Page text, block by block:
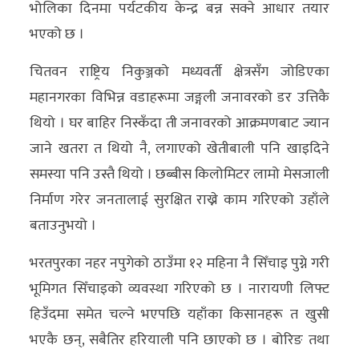
भोलिका दिनमा पर्यटकीय केन्द्र बन्न सक्ने आधार तयार
भएको छ ।
चितवन राष्ट्रिय निकुञ्जको मध्यवर्ती क्षेत्रसँग जोडिएका
महानगरका विभिन्न वडाहरूमा जङ्गली जनावरको डर उत्तिकै
थियो । घर बाहिर निस्कँदा ती जनावरको आक्रमणबाट ज्यान
जाने खतरा त थियो नै, लगाएको खेतीबाली पनि खाइदिने
समस्या पनि उस्तै थियो । छब्बीस किलोमिटर लामो मेसजाली
निर्माण गरेर जनतालाई सुरक्षित राख्ने काम गरिएको उहाँले
बताउनुभयो ।
भरतपुरका नहर नपुगेको ठाउँमा १२ महिना नै सिँचाइ पुग्ने गरी
भूमिगत सिँचाइको व्यवस्था गरिएको छ । नारायणी लिफ्ट
हिउँदमा समेत चल्ने भएपछि यहाँका किसानहरू त खुसी
भएकै छन्, सबैतिर हरियाली पनि छाएको छ । बोरिङ तथा